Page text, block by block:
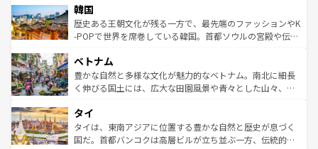
ワイを、存分に味わってほしい。 なお、新着のハワイ情報
はコンテンツ一覧を参照してほしい。
いる。アクティビティも充実しており、サーフィンやダイ
ビング、ハイキングなど、アウトドア好きにはたまらな
い。オーストラリアの多彩な魅力を存分に味わいつくそ
参照してほしい。
ン）、静ひつな山岳地帯である台湾東部など、都市の喧騒
と山間の静けさが共存しており、訪れる人に新しい発見と
驚きをもたらしてくれる。また、奥深い台湾の食文化も魅
容にもいいと評判のスイーツなど、バラエティ豊かな料理
が味わえる。 なお、新着の台湾情報は コンテンツ一覧を参
照してほしい。
韓国
歴史ある王朝文化が残る一方で、最先端のファッションやK
-POPで世界を席巻している韓国。首都ソウルの宮殿や伝統
き、地方に足を延ばせば四季折々の自然美を楽しむことが
できる。そして、キムチや焼肉、絶品のストリートフード
まで、さまざまな韓国料理が待っている。夜には、韓国な
リティに包まれながら、韓国の多彩な魅力を心ゆくまで味
わってみてほしい。 なお、新着の韓国情報はコンテンツ一
覧を参照してほしい。
ベトナム
豊かな自然と多様な文化が魅力的なベトナム。南北に細長
く伸びる国土には、広大な田園風景や青々とした山々、世
急速な発展と共に伝統が息づく。ハノイの古い町並みやホ
ーチミン市のフランス統治時代の建物も、独特の雰囲気を
醸し出している。また、バラエティの豊かさとおいしさで
タイ
タイは、東南アジアに位置する豊かな自然と歴史が息づく
国だ。首都バンコクは高層ビルが立ち並ぶ一方、伝統的な